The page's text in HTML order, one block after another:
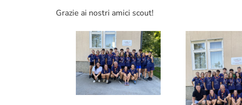
Grazie ai nostri amici scout!